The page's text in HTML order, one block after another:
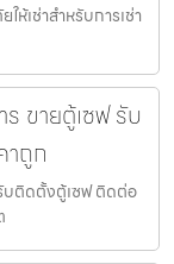
เช่าสำหรับการเช่า
ขายตู้เซฟ รับ
ถูก
บติดตั้งตู้เซฟ ติดต่อ